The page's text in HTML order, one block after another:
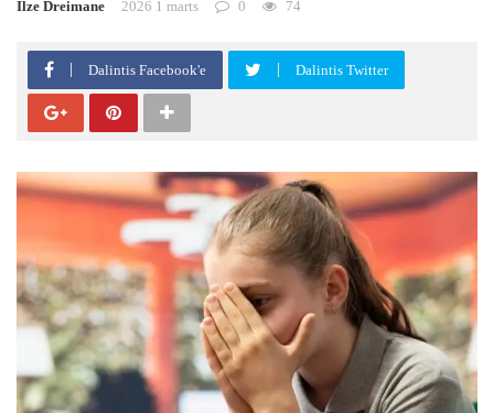
Ilze Dreimane 2026 1 marts 0 74
Dalintis Facebook'e Dalintis Twitter